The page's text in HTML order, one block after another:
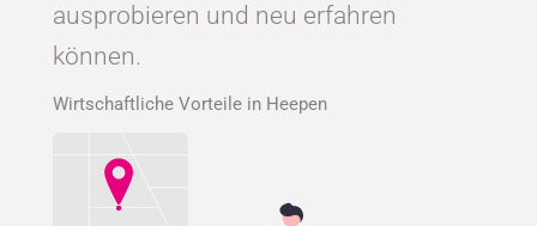
ausprobieren und neu erfahren
können.
Wirtschaftliche Vorteile in Heepen